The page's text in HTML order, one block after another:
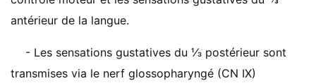
antérieur de la langue.
- Les sensations gustatives du ⅓ postérieur sont
transmises via le nerf glossopharyngé (CN IX)